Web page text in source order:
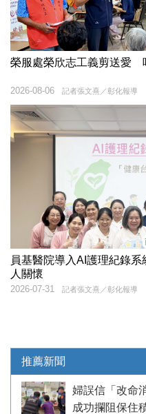
榮服處榮欣志工義剪送愛
記者張文熹／彰化報導
2026-08-06
員基醫院導入AI護理紀錄
人關懷
記者張文熹／彰化報導
2026-07-31
推薦新聞
婦誤信「改命
成功攔阻保住